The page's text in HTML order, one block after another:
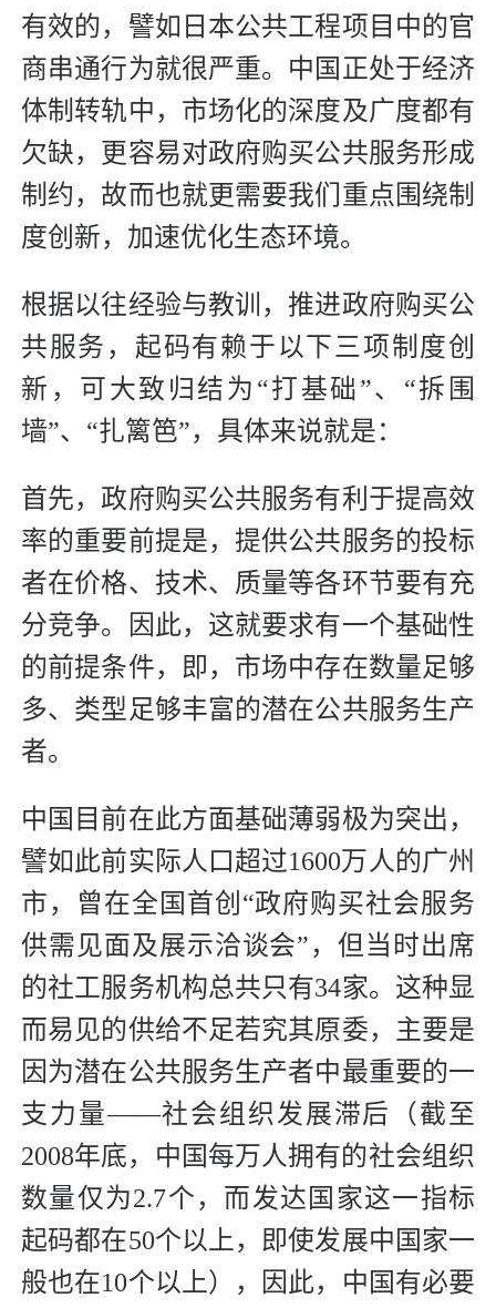
有效的，譬如日本公共工程项目中的官
商串通行为就很严重。中国正处于经济
体制转轨中，市场化的深度及广度都有
欠缺，更容易对政府购买公共服务形成
制约，故而也就更需要我们重点围绕制
度创新，加速优化生态环境。
根据以往经验与教训，推进政府购买公
共服务，起码有赖于以下三项制度创
新，可大致归结为“打基础”、“拆围
墙”、“扎篱笆”，具体来说就是：
首先，政府购买公共服务有利于提高效
率的重要前提是，提供公共服务的投标
者在价格、技术、质量等各环节要有充
分竞争。因此，这就要求有一个基础性
的前提条件，即，市场中存在数量足够
多、类型足够丰富的潜在公共服务生产
者。
中国目前在此方面基础薄弱极为突出，
譬如此前实际人口超过1600万人的广州
市，曾在全国首创“政府购买社会服务
供需见面及展示洽谈会”，但当时出席
的社工服务机构总共只有34家。这种显
而易见的供给不足若究其原委，主要是
因为潜在公共服务生产者中最重要的一
支力量——社会组织发展滞后（截至
2008年底，中国每万人拥有的社会组织
数量仅为2.7个，而发达国家这一指标
起码都在50个以上，即使发展中国家一
般也在10个以上），因此，中国有必要